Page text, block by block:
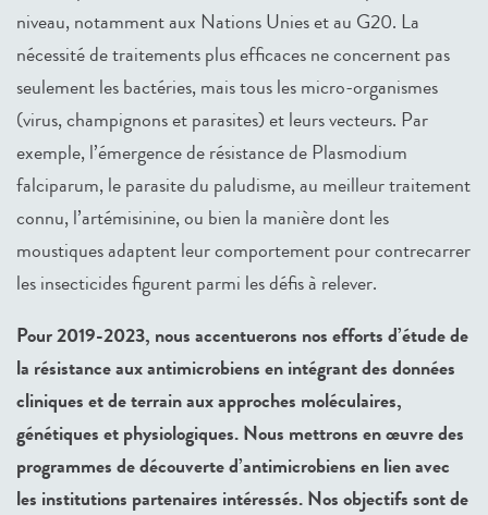
niveau, notamment aux Nations Unies et au G20. La
nécessité de traitements plus efficaces ne concernent pas
seulement les bactéries, mais tous les micro-organismes
(virus, champignons et parasites) et leurs vecteurs. Par
exemple, l’émergence de résistance de Plasmodium
falciparum, le parasite du paludisme, au meilleur traitement
connu, l’artémisinine, ou bien la manière dont les
moustiques adaptent leur comportement pour contrecarrer
les insecticides figurent parmi les défis à relever.
Pour 2019-2023, nous accentuerons nos efforts d’étude de
la résistance aux antimicrobiens en intégrant des données
cliniques et de terrain aux approches moléculaires,
génétiques et physiologiques. Nous mettrons en œuvre des
programmes de découverte d’antimicrobiens en lien avec
les institutions partenaires intéressés. Nos objectifs sont de